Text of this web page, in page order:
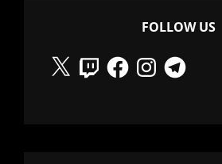
FOLLOW US
X
TwitchFacebookInstagramTelegram